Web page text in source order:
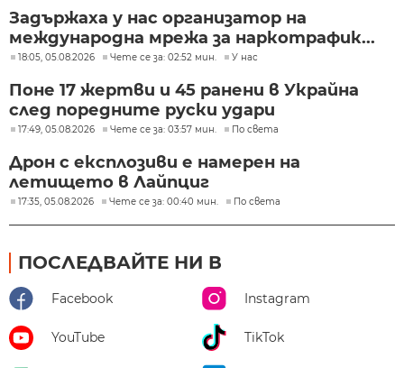
Задържаха у нас организатор на
международна мрежа за наркотрафик...
18:05, 05.08.2026 Чете се за: 02:52 мин. У нас
Поне 17 жертви и 45 ранени в Украйна
след поредните руски удари
17:49, 05.08.2026 Чете се за: 03:57 мин. По света
Дрон с експлозиви е намерен на
летището в Лайпциг
17:35, 05.08.2026 Чете се за: 00:40 мин. По света
ПОСЛЕДВАЙТЕ НИ В
Facebook Instagram
YouTube TikTok